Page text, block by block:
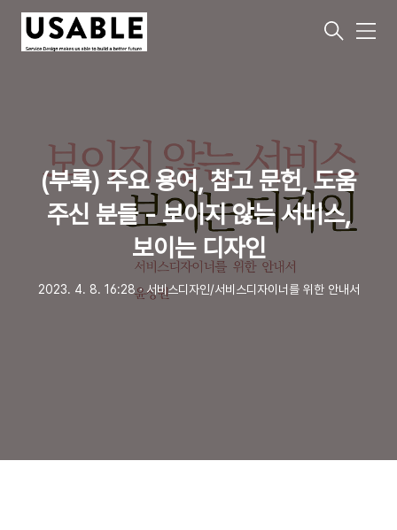
메
(부록) 주요 용어, 참고 문헌, 도움
주신 분들 - 보이지 않는 서비스,
보이는 디자인
2023. 4. 8. 16:28ㆍ 서비스디자인/서비스디자이너를 위한 안내서